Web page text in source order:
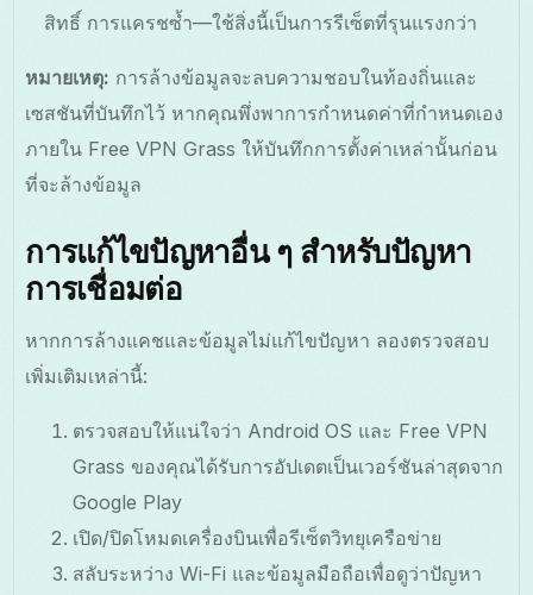
สิทธิ์ การแครชซ้ำ—ใช้สิ่งนี้เป็นการรีเซ็ตที่รุนแรงกว่า
หมายเหตุ: การล้างข้อมูลจะลบความชอบในท้องถิ่นและ
เซสชันที่บันทึกไว้ หากคุณพึ่งพาการกำหนดค่าที่กำหนดเอง
ภายใน Free VPN Grass ให้บันทึกการตั้งค่าเหล่านั้นก่อน
ที่จะล้างข้อมูล
การแก้ไขปัญหาอื่น ๆ สำหรับปัญหา
การเชื่อมต่อ
หากการล้างแคชและข้อมูลไม่แก้ไขปัญหา ลองตรวจสอบ
เพิ่มเติมเหล่านี้:
ตรวจสอบให้แน่ใจว่า Android OS และ Free VPN
Grass ของคุณได้รับการอัปเดตเป็นเวอร์ชันล่าสุดจาก
Google Play
เปิด/ปิดโหมดเครื่องบินเพื่อรีเซ็ตวิทยุเครือข่าย
สลับระหว่าง Wi-Fi และข้อมูลมือถือเพื่อดูว่าปัญหา